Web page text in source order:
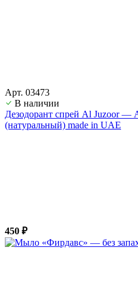
Арт. 03473
В наличии
Дезодорант спрей Al Juzoor —
(натуральный) made in UAE
450 ₽